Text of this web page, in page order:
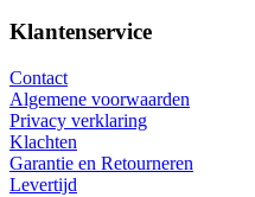
Klantenservice
Contact
Algemene voorwaarden
Privacy verklaring
Klachten
Garantie en Retourneren
Levertijd